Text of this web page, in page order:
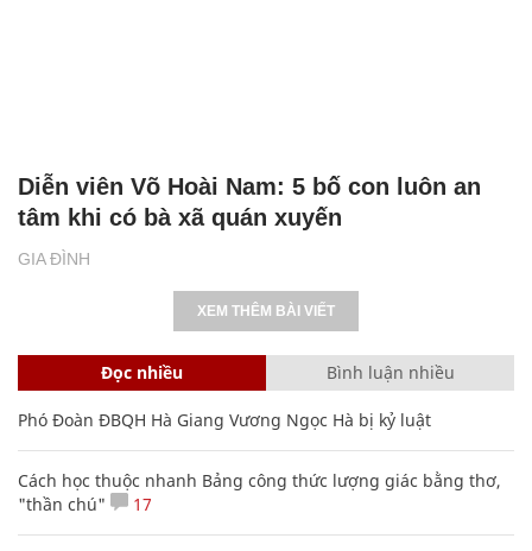
GIA ĐÌNH
Diễn viên Võ Hoài Nam: 5 bố con luôn an
tâm khi có bà xã quán xuyến
XEM THÊM BÀI VIẾT
Đọc nhiều Bình luận nhiều
Phó Đoàn ĐBQH Hà Giang Vương Ngọc Hà bị kỷ luật
Cách học thuộc nhanh Bảng công thức lượng giác bằng thơ,
"thần chú"
17